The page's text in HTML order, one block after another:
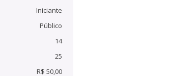
Iniciante
Público
14
25
R$ 50,00